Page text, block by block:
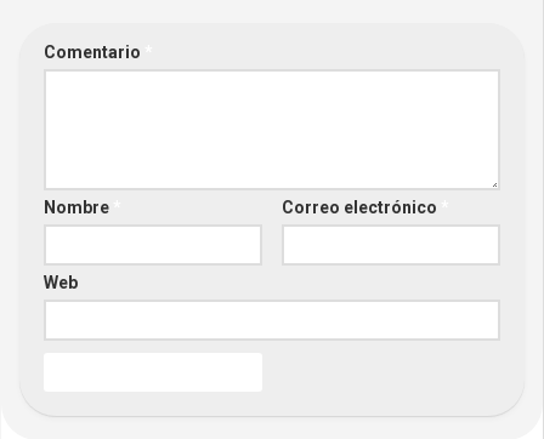
Comentario
Nombre Correo electrónico
Web